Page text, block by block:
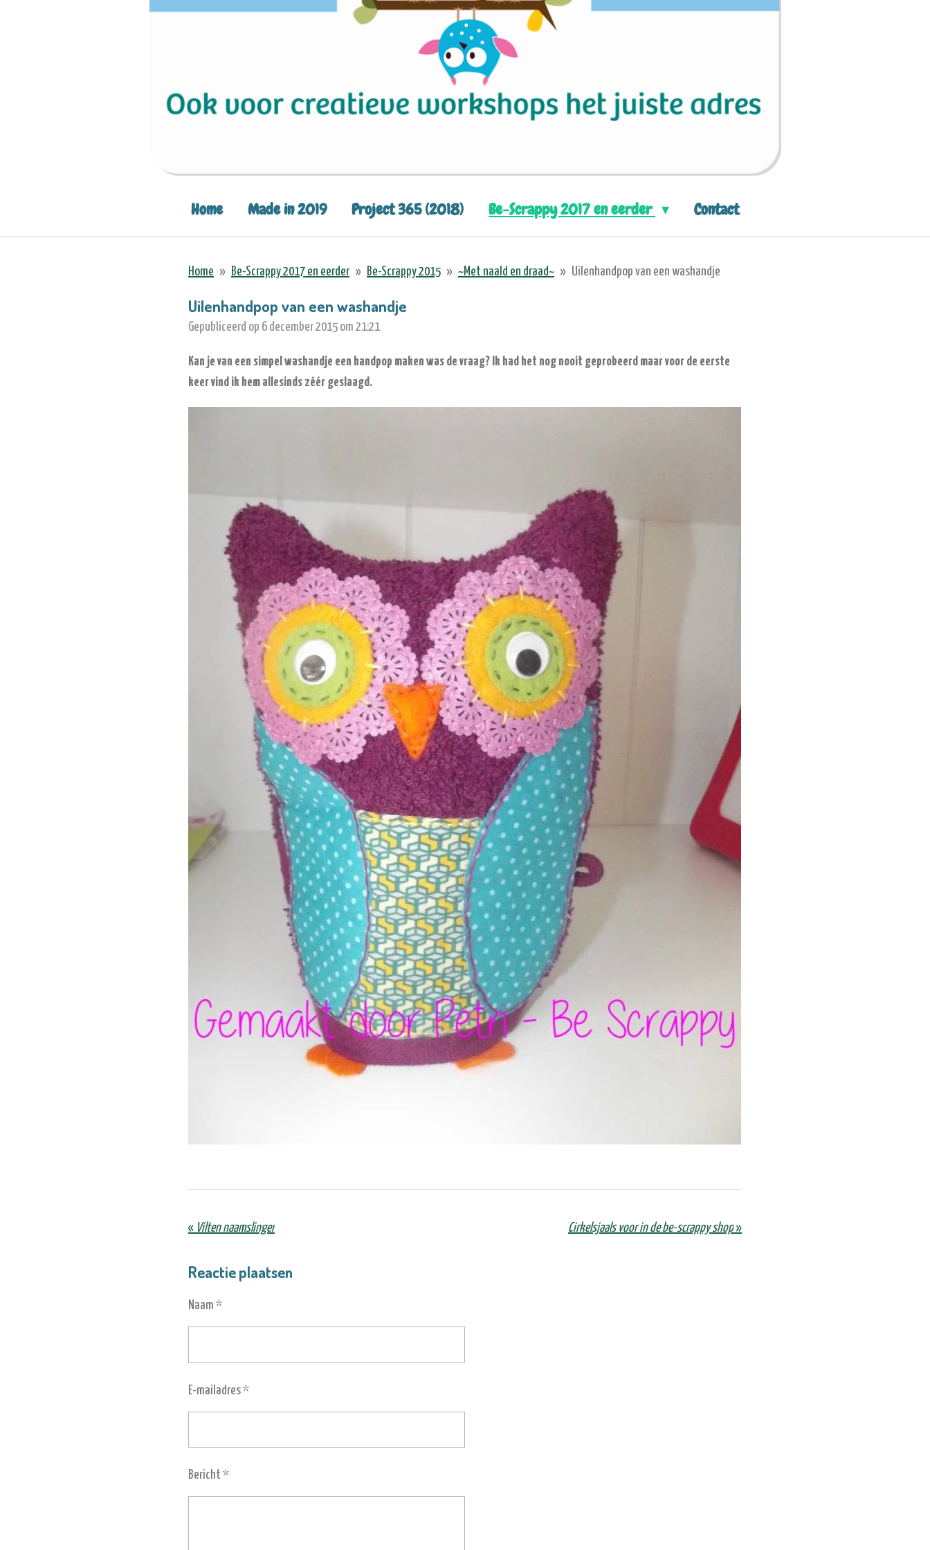
Home Made in 2019 Project 365 (2018) Be-Scrappy 2017 en eerder Contact
Home » Be-Scrappy 2017 en eerder » Be-Scrappy 2015 » ~Met naald en draad~ » Uilenhandpop van een washandje
Uilenhandpop van een washandje
Gepubliceerd op 6 december 2015 om 21:21
Kan je van een simpel washandje een handpop maken was de vraag? Ik had het nog nooit geprobeerd maar voor de eerste
keer vind ik hem allesinds zéér geslaagd.
« Vilten naamslinger Cirkelsjaals voor in de be-scrappy shop »
Reactie plaatsen
Naam *
E-mailadres *
Bericht *